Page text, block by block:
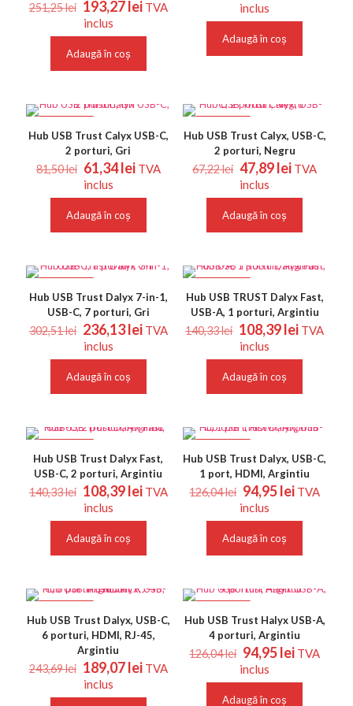
251,25lei Prețul
inițial
a
fost:
251,25 lei.
193,27leiPrețul
este:
TVA
inclus
Adaugă în coș
inițial
a
fost:
285,71 lei.
este:
inclus
Adaugă în coș
Hub USB Trust Calyx USB-C,
2 porturi, Gri
81,50lei Prețul
inițial
a
fost:
81,50 lei.
61,34leiPrețul
este:
TVA
inclus
Adaugă în coș
Hub USB Trust Calyx, USB-C,
2 porturi, Negru
67,22lei Prețul
inițial
a
fost:
67,22 lei.
47,89leiPrețul
este:
TVA
inclus
Adaugă în coș
Hub USB Trust Dalyx 7-in-1,
USB-C, 7 porturi, Gri
302,51lei Prețul
inițial
a
fost:
302,51 lei.
236,13leiPrețul
este:
TVA
inclus
Adaugă în coș
Hub USB TRUST Dalyx Fast,
USB-A, 1 porturi, Argintiu
140,33lei Prețul
inițial
a
fost:
140,33 lei.
108,39leiPrețul
este:
TVA
inclus
Adaugă în coș
Hub USB Trust Dalyx Fast,
USB-C, 2 porturi, Argintiu
140,33lei Prețul
inițial
a
fost:
140,33 lei.
108,39leiPrețul
este:
TVA
inclus
Adaugă în coș
Hub USB Trust Dalyx, USB-C,
1 port, HDMI, Argintiu
126,04lei Prețul
inițial
a
fost:
126,04 lei.
94,95leiPrețul
este:
TVA
inclus
Adaugă în coș
Hub USB Trust Dalyx, USB-C,
6 porturi, HDMI, RJ-45,
Argintiu
243,69lei Prețul
inițial
a
189,07leiPrețul
este:
TVA
inclus
Hub USB Trust Halyx USB-A,
4 porturi, Argintiu
126,04lei Prețul
inițial
a
fost:
94,95leiPrețul
este:
TVA
inclus
Adaugă în coș